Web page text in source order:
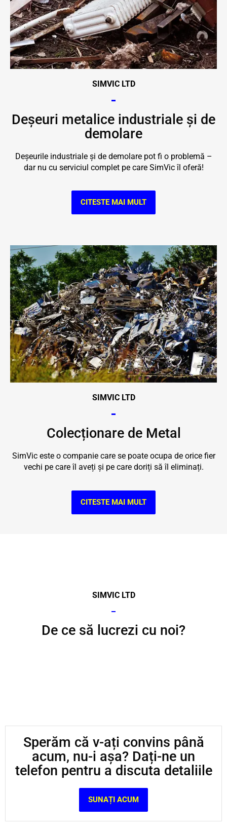
SIMVIC LTD
Deșeuri metalice industriale și de
demolare
Deșeurile industriale și de demolare pot fi o problemă –
dar nu cu serviciul complet pe care SimVic îl oferă!
CITESTE MAI MULT
SIMVIC LTD
Colecționare de Metal
SimVic este o companie care se poate ocupa de orice fier
vechi pe care îl aveți și pe care doriți să îl eliminați.
CITESTE MAI MULT
SIMVIC LTD
De ce să lucrezi cu noi?
Sperăm că v-ați convins până
acum, nu-i așa? Dați-ne un
telefon pentru a discuta detaliile
SUNAȚI ACUM